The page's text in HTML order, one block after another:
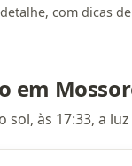
com dicas
em
sol, às 17:33, a